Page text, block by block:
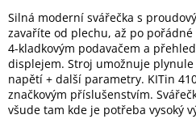
Silná moderní svářečka s
zavaříte od plechu, až po pořádné
4-kladkovým podavačem a
displejem. Stroj umožnuje
napětí + další parametry. KITin
značkovým příslušenstvím.
všude tam kde je potřeba vysoký